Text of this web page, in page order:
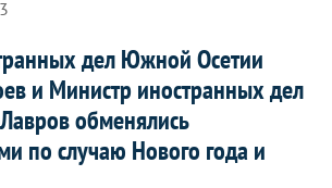
дел Южной Осетии
и Министр иностранных дел
обменялись
по случаю Нового года и